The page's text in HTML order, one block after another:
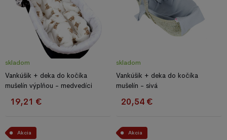
skladom
Vankúšik + deka do kočíka
mušelín výplňou - medvedíci
19,21 €
skladom
Vankúšik + deka do kočíka
mušelín - sivá
20,54 €
Akcia Akcia